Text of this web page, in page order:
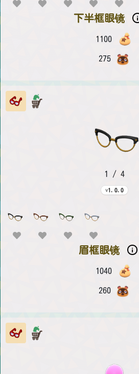
下半框眼镜
1100
275
1 / 4
1.0.0
眉框眼镜
1040
260